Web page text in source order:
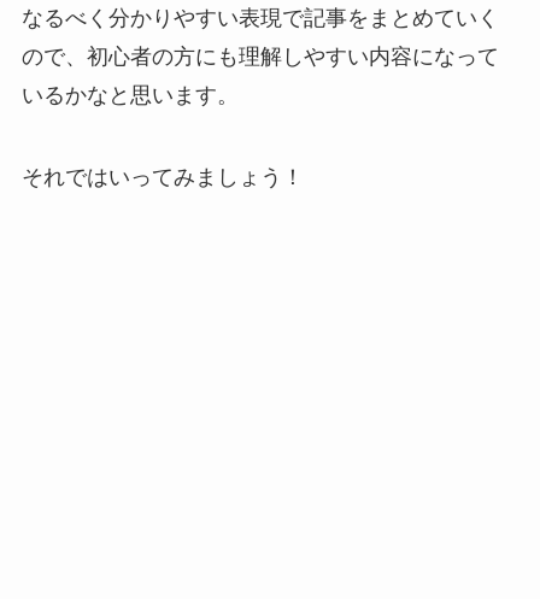
なるべく分かりやすい表現で記事をまとめていく
ので、初心者の方にも理解しやすい内容になって
いるかなと思います。
それではいってみましょう！